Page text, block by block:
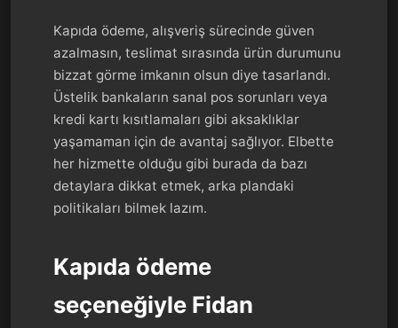
Kapıda ödeme, alışveriş sürecinde güven
azalmasın, teslimat sırasında ürün durumunu
bizzat görme imkanın olsun diye tasarlandı.
Üstelik bankaların sanal pos sorunları veya
kredi kartı kısıtlamaları gibi aksaklıklar
yaşamaman için de avantaj sağlıyor. Elbette
her hizmette olduğu gibi burada da bazı
detaylara dikkat etmek, arka plandaki
politikaları bilmek lazım.
Kapıda ödeme
seçeneğiyle Fidan